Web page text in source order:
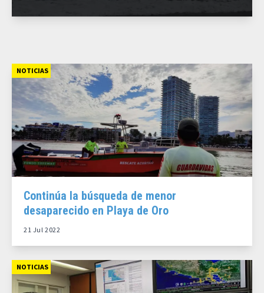
NOTICIAS
Continúa la búsqueda de menor
desaparecido en Playa de Oro
21 Jul 2022
NOTICIAS